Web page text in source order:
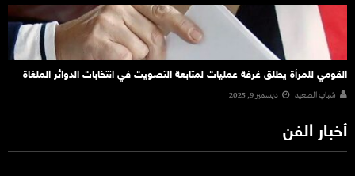
القومي للمرأة يطلق غرفة عمليات لمتابعة التصويت في انتخابات الدوائر الملغاة
شباب الصعيد ديسمبر 9, 2025
أخبار الفن